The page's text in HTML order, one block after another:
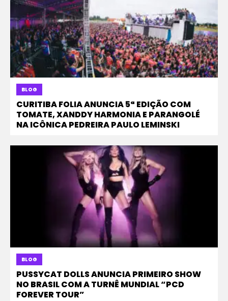
BLOG
CURITIBA FOLIA ANUNCIA 5ª EDIÇÃO COM
TOMATE, XANDDY HARMONIA E PARANGOLÉ
NA ICÔNICA PEDREIRA PAULO LEMINSKI
BLOG
PUSSYCAT DOLLS ANUNCIA PRIMEIRO SHOW
NO BRASIL COM A TURNÊ MUNDIAL “PCD
FOREVER TOUR”